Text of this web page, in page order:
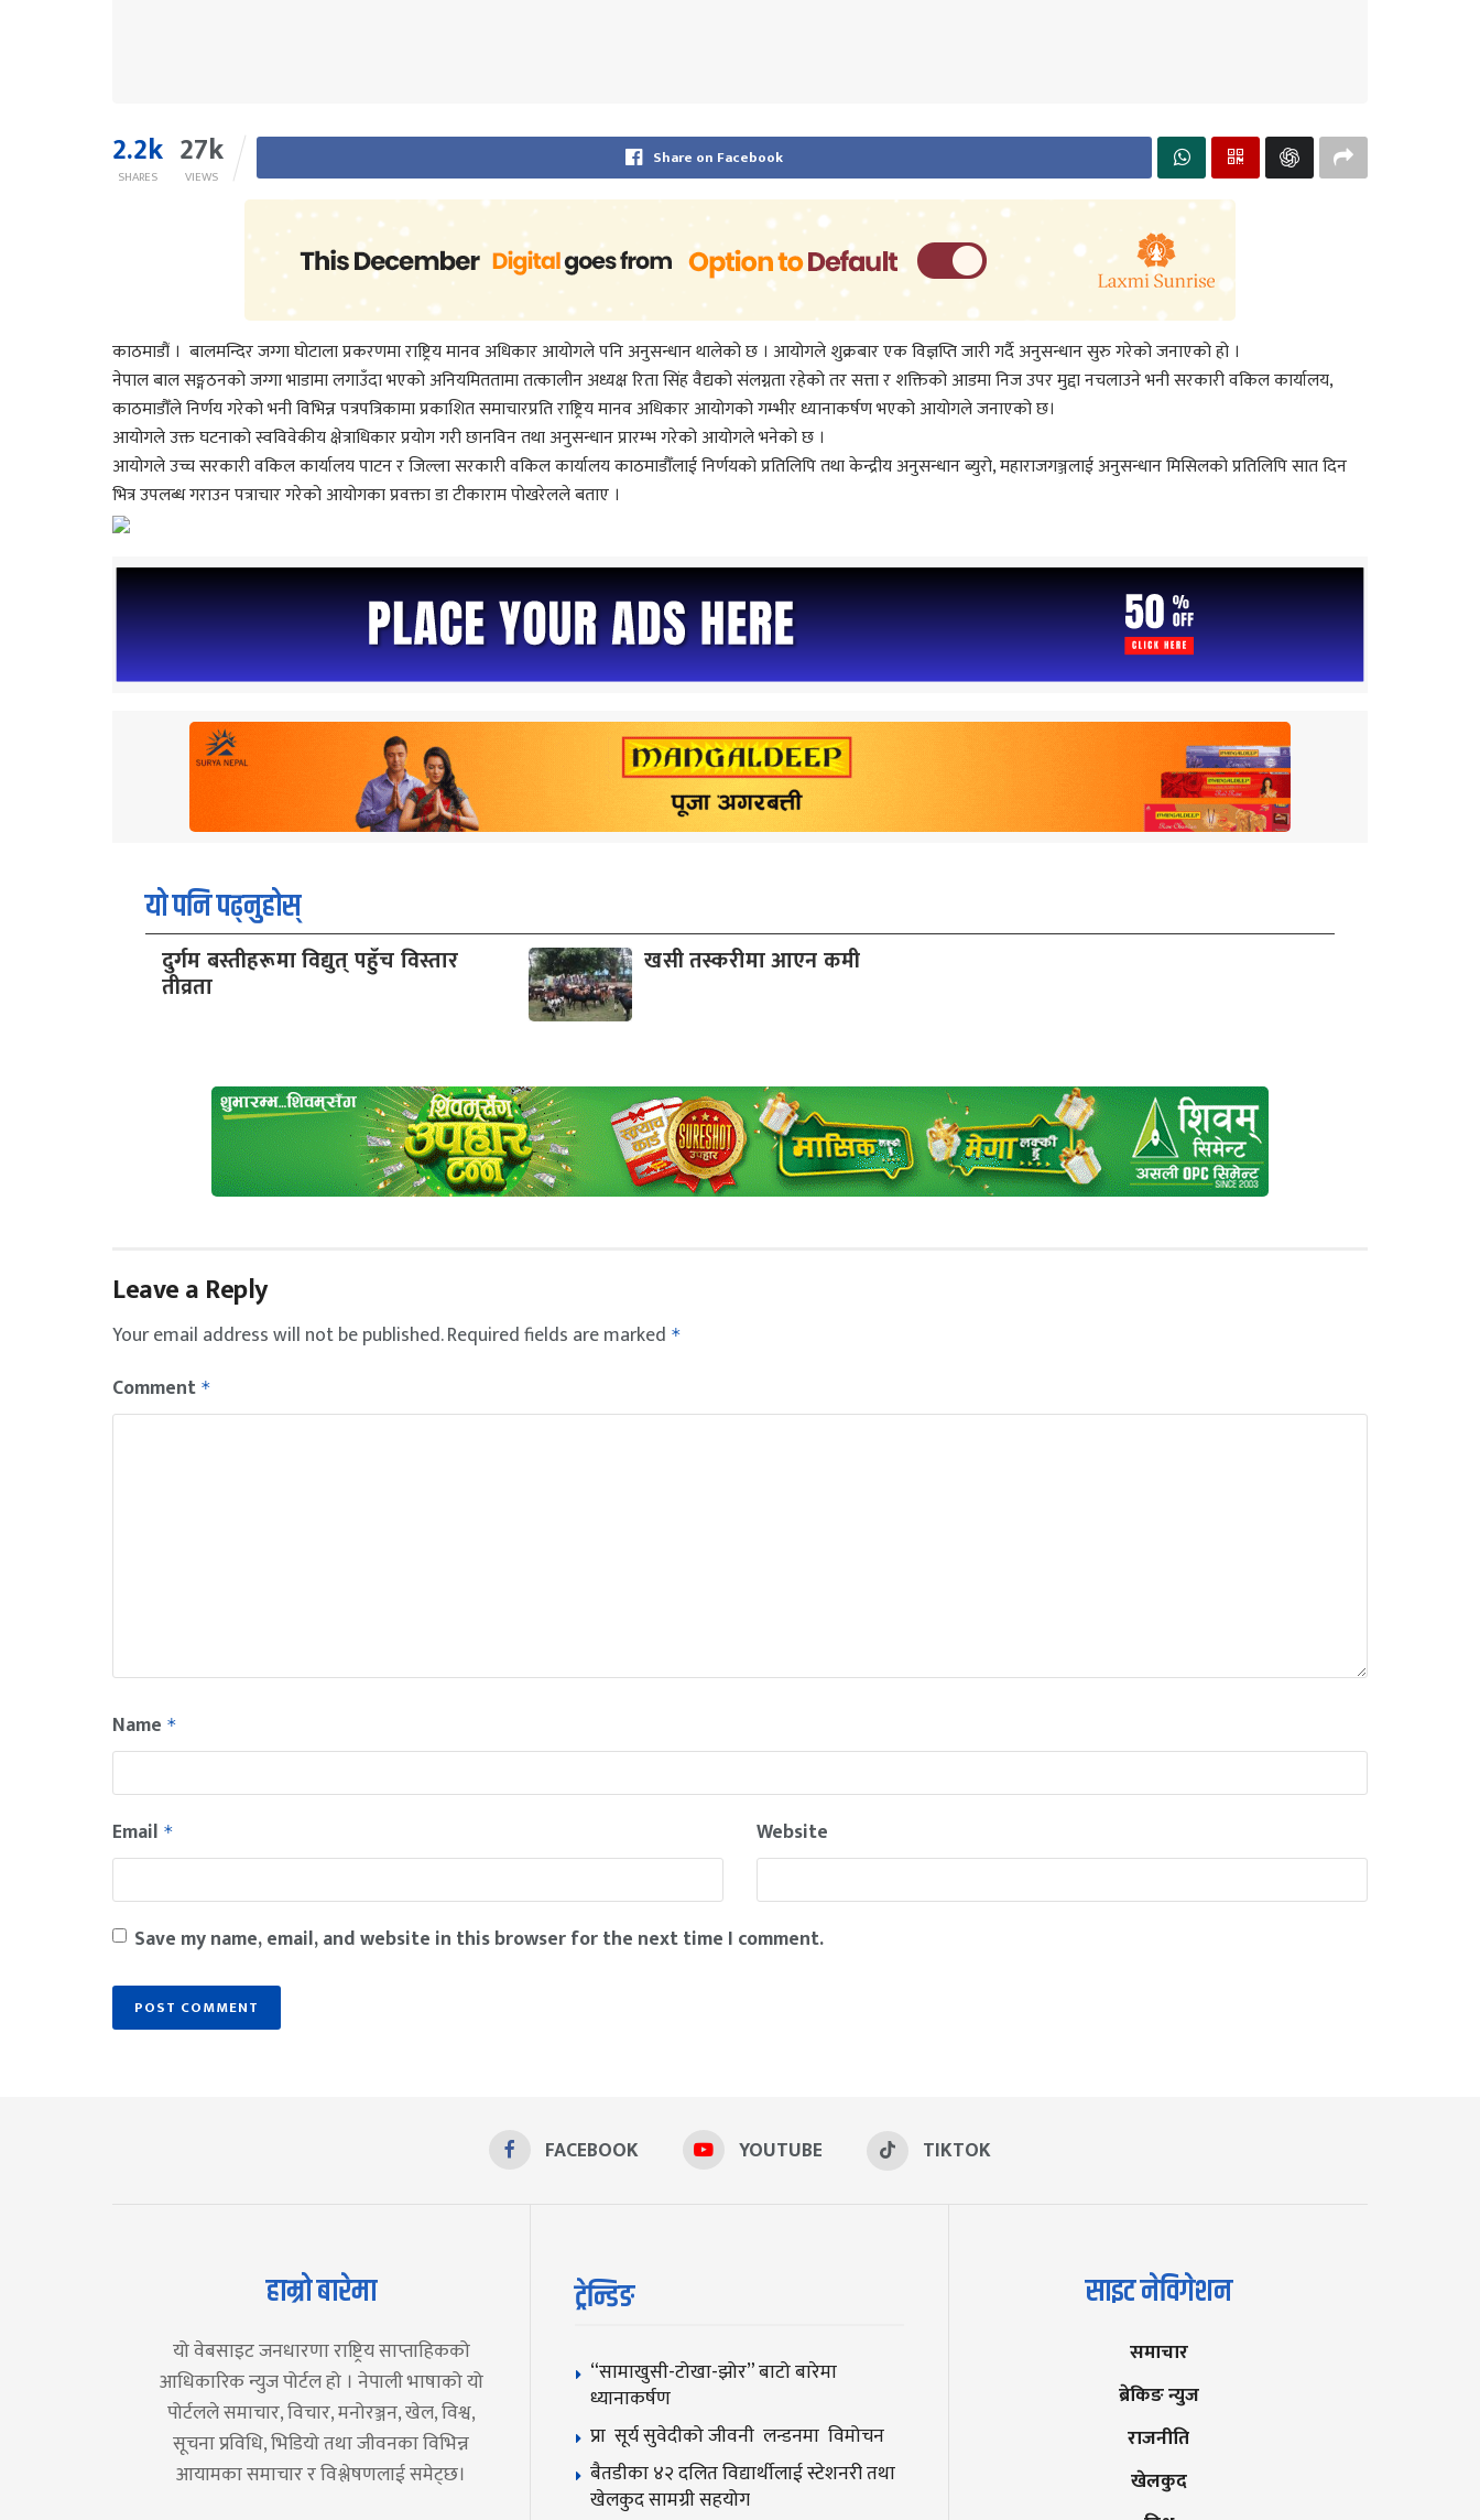
2.2k
SHARES
27k
VIEWS
Share on Facebook
काठमाडौं । बालमन्दिर जग्गा घोटाला प्रकरणमा राष्ट्रिय मानव अधिकार आयोगले पनि अनुसन्धान थालेको छ । आयोगले शुक्रबार एक विज्ञप्ति जारी गर्दै अनुसन्धान सुरु गरेको जनाएको हो ।
नेपाल बाल सङ्गठनको जग्गा भाडामा लगाउँदा भएको अनियमिततामा तत्कालीन अध्यक्ष रिता सिंह वैद्यको संलग्नता रहेको तर सत्ता र शक्तिको आडमा निज उपर मुद्दा नचलाउने भनी सरकारी वकिल कार्यालय,
काठमाडौँले निर्णय गरेको भनी विभिन्न पत्रपत्रिकामा प्रकाशित समाचारप्रति राष्ट्रिय मानव अधिकार आयोगको गम्भीर ध्यानाकर्षण भएको आयोगले जनाएको छ।
आयोगले उक्त घटनाको स्वविवेकीय क्षेत्राधिकार प्रयोग गरी छानविन तथा अनुसन्धान प्रारम्भ गरेको आयोगले भनेको छ ।
आयोगले उच्च सरकारी वकिल कार्यालय पाटन र जिल्ला सरकारी वकिल कार्यालय काठमाडौँलाई निर्णयको प्रतिलिपि तथा केन्द्रीय अनुसन्धान ब्युरो, महाराजगञ्जलाई अनुसन्धान मिसिलको प्रतिलिपि सात दिन
भित्र उपलब्ध गराउन पत्राचार गरेको आयोगका प्रवक्ता डा टीकाराम पोखरेलले बताए ।
यो पनि पढ्नुहोस्
दुर्गम बस्तीहरूमा विद्युत् पहुँच विस्तार
तीव्रता
खसी तस्करीमा आएन कमी
Leave a Reply
Your email address will not be published.Required fields are marked *
Comment *
Name *
Email * Website
Save my name, email, and website in this browser for the next time I comment.
FACEBOOK YOUTUBE TIKTOK
हाम्रो बारेमा
यो वेबसाइट जनधारणा राष्ट्रिय साप्ताहिकको
आधिकारिक न्युज पोर्टल हो । नेपाली भाषाको यो
पोर्टलले समाचार, विचार, मनोरञ्जन, खेल, विश्व,
सूचना प्रविधि, भिडियो तथा जीवनका विभिन्न
आयामका समाचार र विश्लेषणलाई समेट्छ।
ट्रेन्डिङ
“सामाखुसी-टोखा-झोर” बाटो बारेमा
ध्यानाकर्षण
प्रा सूर्य सुवेदीको जीवनी लन्डनमा विमोचन
बैतडीका ४२ दलित विद्यार्थीलाई स्टेशनरी तथा
खेलकुद सामग्री सहयोग
साइट नेविगेशन
समाचार
ब्रेकिङ न्युज
राजनीति
खेलकुद